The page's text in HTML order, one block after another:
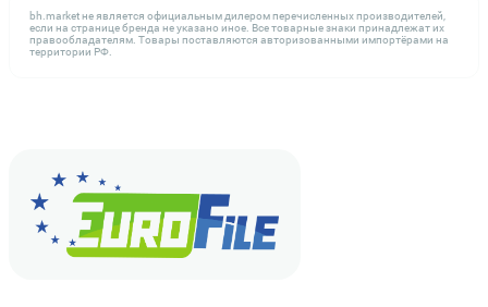
bh.market не является официальным дилером перечисленных производителей,
если на странице бренда не указано иное. Все товарные знаки принадлежат их
правообладателям. Товары поставляются авторизованными импортёрами на
территории РФ.